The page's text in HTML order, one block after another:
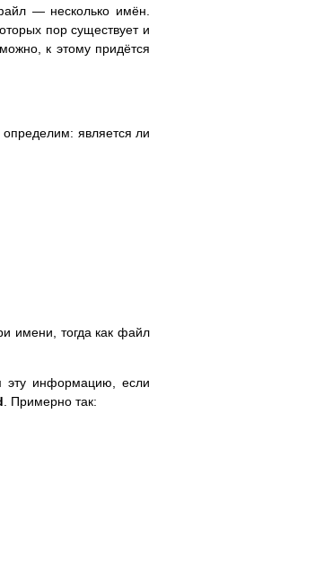
— несколько имён.
пор существует и
к этому придётся
определим: является ли
имени, тогда как файл
эту информацию, если
. Примерно так: